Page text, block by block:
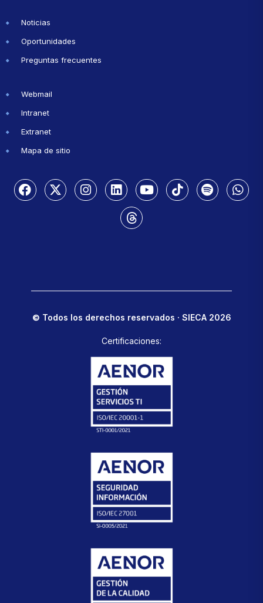
Noticias
Oportunidades
Preguntas frecuentes
Webmail
Intranet
Extranet
Mapa de sitio
© Todos los derechos reservados · SIECA 2026
Certificaciones: